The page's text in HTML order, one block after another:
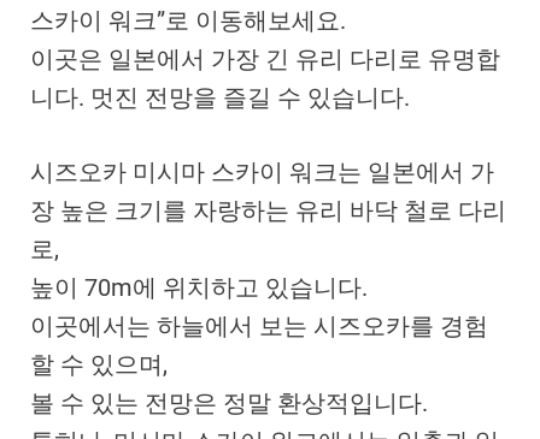
스카이 워크”로 이동해보세요.
이곳은 일본에서 가장 긴 유리 다리로 유명합
니다. 멋진 전망을 즐길 수 있습니다.
시즈오카 미시마 스카이 워크는 일본에서 가
장 높은 크기를 자랑하는 유리 바닥 철로 다리
로,
높이 70m에 위치하고 있습니다.
이곳에서는 하늘에서 보는 시즈오카를 경험
할 수 있으며,
볼 수 있는 전망은 정말 환상적입니다.